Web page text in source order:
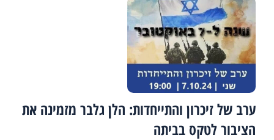
ערב של זיכרון והתייחדות: הלן גלבר מזמינה את
הציבור לטקס בביתה